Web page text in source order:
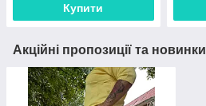
Купити
Акційні пропозиції та новинки